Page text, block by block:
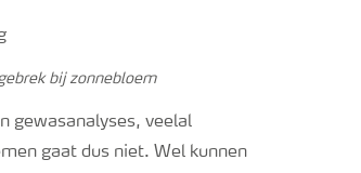
bij zonnebloem
gewasanalyses, veelal
gaat dus niet. Wel kunnen